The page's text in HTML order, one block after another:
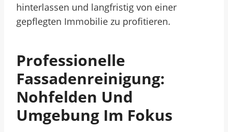
hinterlassen und langfristig von einer
gepflegten Immobilie zu profitieren.
Professionelle
Fassadenreinigung:
Nohfelden Und
Umgebung Im Fokus